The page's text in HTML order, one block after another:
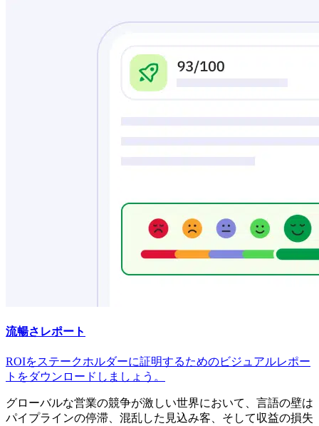
流暢さレポート
ROIをステークホルダーに証明するためのビジュアルレポー
トをダウンロードしましょう。
グローバルな営業の競争が激しい世界において、言語の壁は
パイプラインの停滞、混乱した見込み客、そして収益の損失